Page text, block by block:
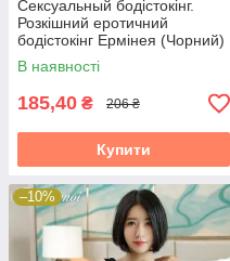
Сексуальный бодістокінг.
Розкішний еротичний
бодістокінг Ермінея (Чорний)
Розмір: універсал. (XS-XL)
В наявності
185,40 ₴ 206 ₴
Купити
–10%